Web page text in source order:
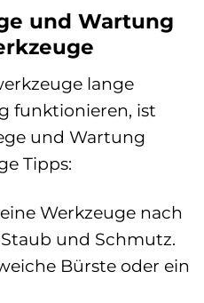
und Wartung
lange
funktionieren, ist
und Wartung
Tipps:
Werkzeuge nach
und Schmutz.
Bürste oder ein